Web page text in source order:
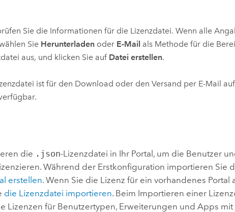
Sie die Informationen für die Lizenzdatei. Wenn alle
Sie Herunterladen oder E-Mail als Methode für die
aus, und klicken Sie auf Datei erstellen.
ist für den Download oder den Versand per E-Mail
die .json-Lizenzdatei in Ihr Portal, um die Benutzer
Während der Erstkonfiguration importieren Sie
erstellen. Wenn Sie die Lizenz für ein vorhandenes Portal
die Lizenzdatei importieren. Beim Importieren einer
Lizenzen für Benutzertypen, Erweiterungen und Apps